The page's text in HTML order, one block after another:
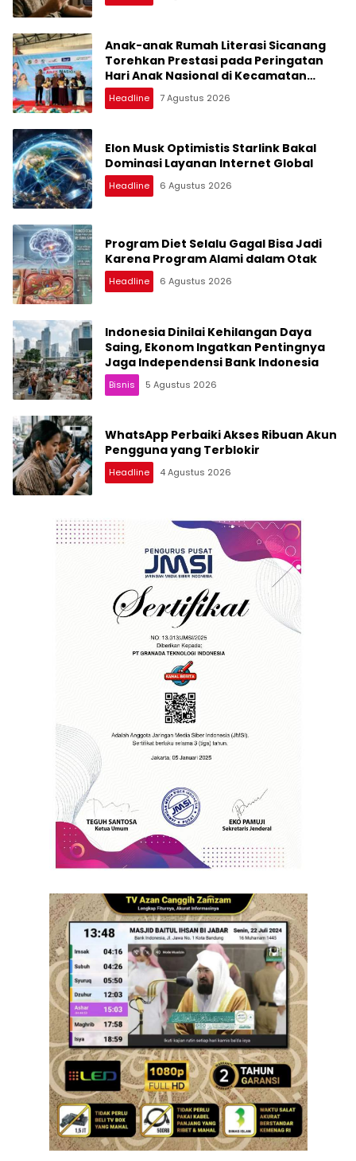
Anak-anak Rumah Literasi Sicanang
Torehkan Prestasi pada Peringatan
Hari Anak Nasional di Kecamatan
Medan Belawan
Headline 7 Agustus 2026
Elon Musk Optimistis Starlink Bakal
Dominasi Layanan Internet Global
Headline 6 Agustus 2026
Program Diet Selalu Gagal Bisa Jadi
Karena Program Alami dalam Otak
Headline 6 Agustus 2026
Indonesia Dinilai Kehilangan Daya
Saing, Ekonom Ingatkan Pentingnya
Jaga Independensi Bank Indonesia
Bisnis 5 Agustus 2026
WhatsApp Perbaiki Akses Ribuan Akun
Pengguna yang Terblokir
Headline 4 Agustus 2026